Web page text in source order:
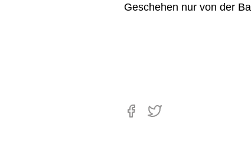
Geschehen nur von der